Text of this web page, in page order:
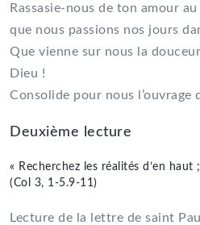
Rassasie-nous de ton amour
que nous passions nos jours
Que vienne sur nous la
Dieu !
Consolide pour nous l’ouvrage
Deuxième lecture
« Recherchez les réalités d’en haut
(Col 3, 1-5.9-11)
Lecture de la lettre de saint